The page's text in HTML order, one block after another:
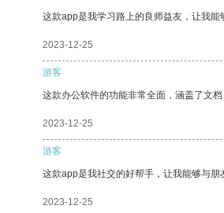
这款app是我学习路上的良师益友，让我能
2023-12-25
游客
这款办公软件的功能非常全面，涵盖了文
2023-12-25
游客
这款app是我社交的好帮手，让我能够与朋
2023-12-25